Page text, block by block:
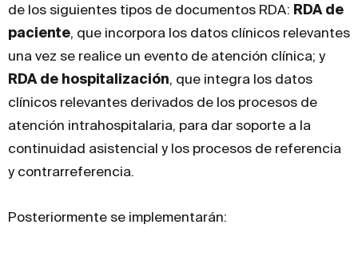
de los siguientes tipos de documentos RDA: RDA de
paciente, que incorpora los datos clínicos relevantes
una vez se realice un evento de atención clínica; y
RDA de hospitalización, que integra los datos
clínicos relevantes derivados de los procesos de
atención intrahospitalaria, para dar soporte a la
continuidad asistencial y los procesos de referencia
y contrarreferencia.
Posteriormente se implementarán: